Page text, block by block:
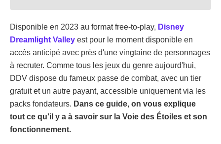
Disponible en 2023 au format free-to-play, Disney
Dreamlight Valley est pour le moment disponible en
accès anticipé avec près d'une vingtaine de personnages
à recruter. Comme tous les jeux du genre aujourd'hui,
DDV dispose du fameux passe de combat, avec un tier
gratuit et un autre payant, accessible uniquement via les
packs fondateurs. Dans ce guide, on vous explique
tout ce qu'il y a à savoir sur la Voie des Étoiles et son
fonctionnement.